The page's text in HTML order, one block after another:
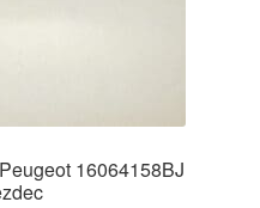
16064158BJ